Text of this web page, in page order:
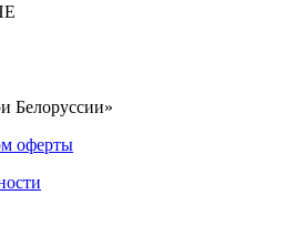
Белоруссии»
оферты